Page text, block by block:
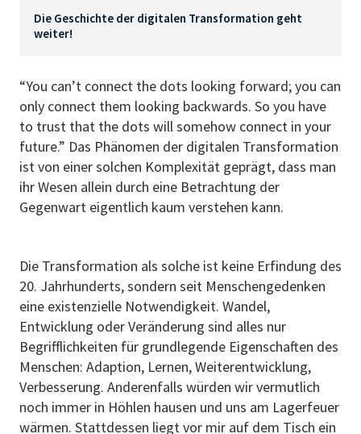
Die Geschichte der digitalen Transformation geht
weiter!
“You can’t connect the dots looking forward; you can
only connect them looking backwards. So you have
to trust that the dots will somehow connect in your
future.” Das Phänomen der digitalen Transformation
ist von einer solchen Komplexität geprägt, dass man
ihr Wesen allein durch eine Betrachtung der
Gegenwart eigentlich kaum verstehen kann.
Die Transformation als solche ist keine Erfindung des
20. Jahrhunderts, sondern seit Menschengedenken
eine existenzielle Notwendigkeit. Wandel,
Entwicklung oder Veränderung sind alles nur
Begrifflichkeiten für grundlegende Eigenschaften des
Menschen: Adaption, Lernen, Weiterentwicklung,
Verbesserung. Anderenfalls würden wir vermutlich
noch immer in Höhlen hausen und uns am Lagerfeuer
wärmen. Stattdessen liegt vor mir auf dem Tisch ein